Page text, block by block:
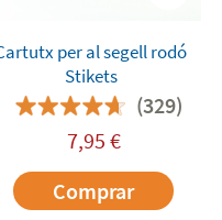
per al segell rodó
Stikets
(329)
7,95 €
Comprar